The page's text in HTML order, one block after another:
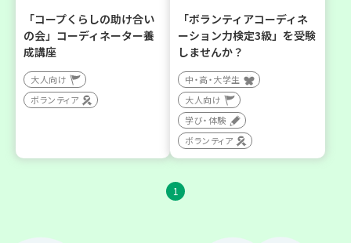
「コープくらしの助け合い
の会」コーディネーター養
成講座
大人向け
ボランティア
「ボランティアコーディネ
ーション力検定3級」を受験
しませんか？
中・高・大学生
大人向け
学び・体験
ボランティア
1